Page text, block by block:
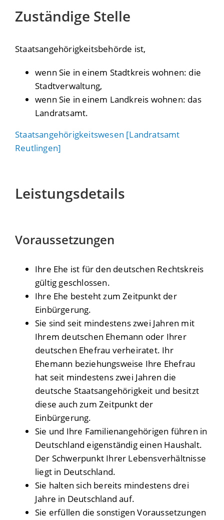
Zuständige Stelle
Staatsangehörigkeitsbehörde ist,
wenn Sie in einem Stadtkreis wohnen: die
Stadtverwaltung,
wenn Sie in einem Landkreis wohnen: das
Landratsamt.
Staatsangehörigkeitswesen [Landratsamt
Reutlingen]
Leistungsdetails
Voraussetzungen
Ihre Ehe ist für den deutschen Rechtskreis
gültig geschlossen.
Ihre Ehe besteht zum Zeitpunkt der
Einbürgerung.
Sie sind seit mindestens zwei Jahren mit
Ihrem deutschen Ehemann oder Ihrer
deutschen Ehefrau verheiratet. Ihr
Ehemann beziehungsweise Ihre Ehefrau
hat seit mindestens zwei Jahren die
deutsche Staatsangehörigkeit und besitzt
diese auch zum Zeitpunkt der
Einbürgerung.
Sie und Ihre Familienangehörigen führen in
Deutschland eigenständig einen Haushalt.
Der Schwerpunkt Ihrer Lebensverhältnisse
liegt in Deutschland.
Sie halten sich bereits mindestens drei
Jahre in Deutschland auf.
Sie erfüllen die sonstigen Voraussetzungen